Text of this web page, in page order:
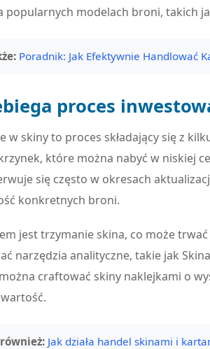
popularnych modelach broni, takich
Poradnik: Jak Efektywnie Handlować
proces
w skiny to proces składający się z
które można nabyć w niskiej
się często w okresach
konkretnych broni.
jest trzymanie skina, co może
narzędzia analityczne, takie jak
craftować skiny naklejkami o
Jak działa handel skinami i